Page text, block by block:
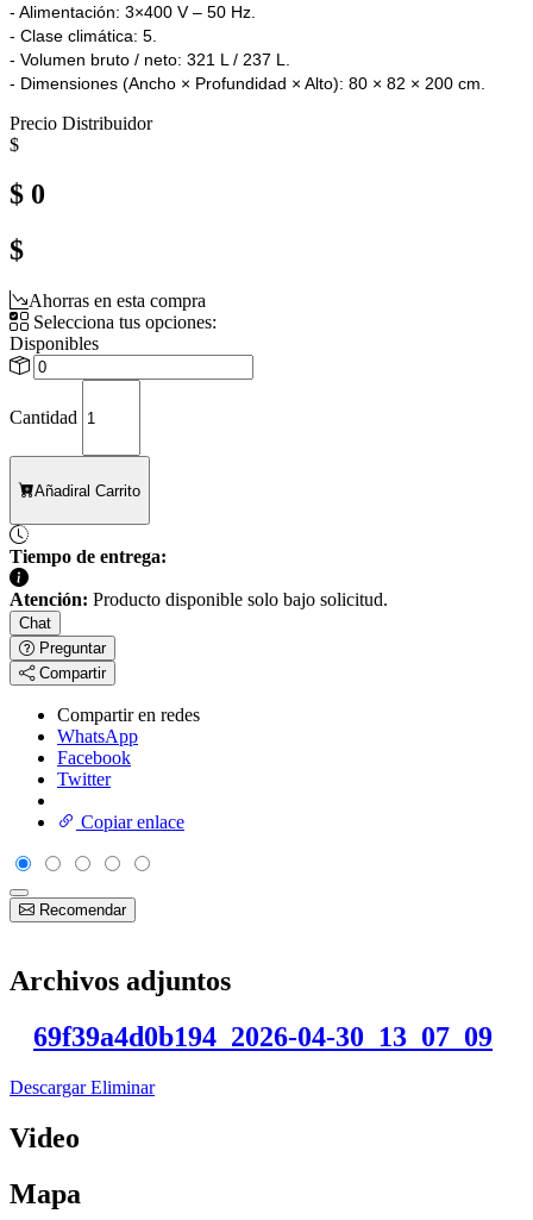
- Alimentación: 3×400 V – 50 Hz.
- Clase climática: 5.
- Volumen bruto / neto: 321 L / 237 L.
- Dimensiones (Ancho × Profundidad × Alto): 80 × 82 × 200 cm.
Precio Distribuidor
$
$ 0
$
Ahorras en esta compra
Selecciona tus opciones:
Disponibles
Cantidad
Añadiral Carrito
Tiempo de entrega:
Atención: Producto disponible solo bajo solicitud.
Chat
Preguntar
Compartir
Compartir en redes
WhatsApp
Facebook
Twitter
Copiar enlace
Recomendar
Archivos adjuntos
69f39a4d0b194_2026-04-30_13_07_09
DescargarEliminar
Video
Mapa